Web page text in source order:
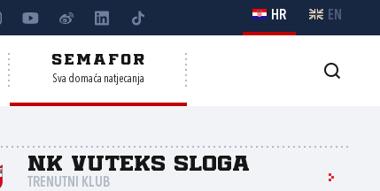
HR EN
SEMAFOR
Sva domaća natjecanja
NK Vuteks Sloga
TRENUTNI KLUB